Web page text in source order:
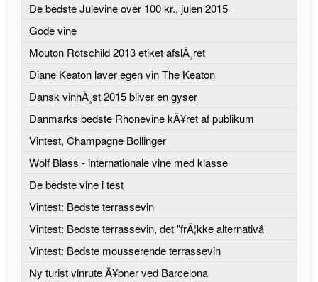
De bedste Julevine over 100 kr., julen 2015
Gode vine
Mouton Rotschild 2013 etiket afslÃ¸ret
Diane Keaton laver egen vin The Keaton
Dansk vinhÃ¸st 2015 bliver en gyser
Danmarks bedste Rhonevine kÃ¥ret af publikum
Vintest, Champagne Bollinger
Wolf Blass - internationale vine med klasse
De bedste vine i test
Vintest: Bedste terrassevin
Vintest: Bedste terrassevin, det "frÃ¦kke alternativâ
Vintest: Bedste mousserende terrassevin
Ny turist vinrute Ã¥bner ved Barcelona